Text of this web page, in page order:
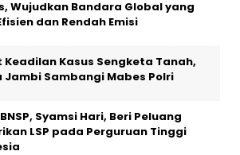
Wujudkan Bandara Global yang
dan Rendah Emisi
Keadilan Kasus Sengketa Tanah,
Jambi Sambangi Mabes Polri
Syamsi Hari, Beri Peluang
LSP pada Perguruan Tinggi